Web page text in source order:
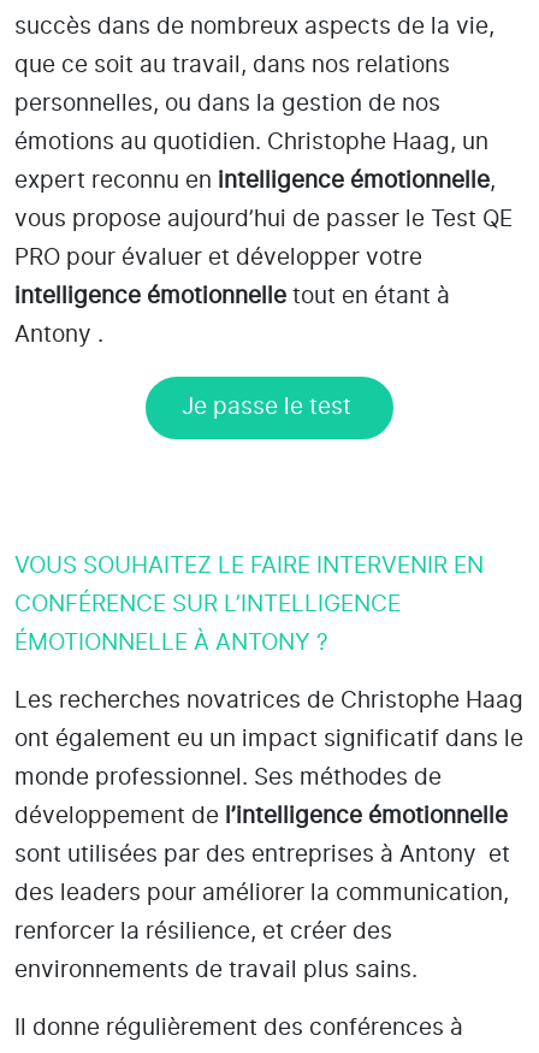
succès dans de nombreux aspects de la vie,
que ce soit au travail, dans nos relations
personnelles, ou dans la gestion de nos
émotions au quotidien. Christophe Haag, un
expert reconnu en intelligence émotionnelle,
vous propose aujourd’hui de passer le Test QE
PRO pour évaluer et développer votre
intelligence émotionnelle tout en étant à
Antony .
Je passe le test
VOUS SOUHAITEZ LE FAIRE INTERVENIR EN
CONFÉRENCE SUR L’INTELLIGENCE
ÉMOTIONNELLE À ANTONY ?
Les recherches novatrices de Christophe Haag
ont également eu un impact significatif dans le
monde professionnel. Ses méthodes de
développement de l’intelligence émotionnelle
sont utilisées par des entreprises à Antony
et
des leaders pour améliorer la communication,
renforcer la résilience, et créer des
environnements de travail plus sains.
Il donne régulièrement des conférences à